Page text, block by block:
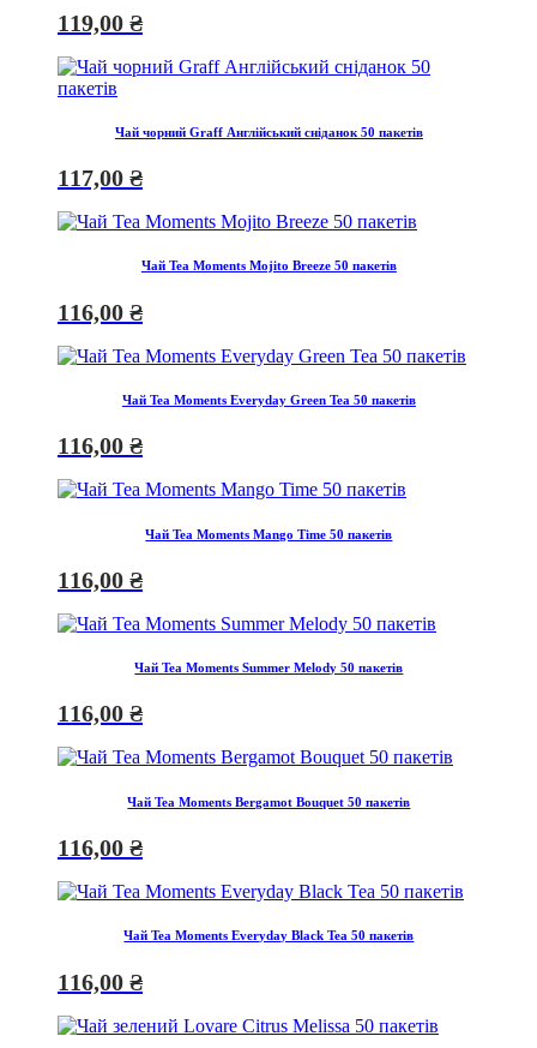
119,00 ₴
Чай чорний Graff Англійський сніданок 50 пакетів
117,00 ₴
Чай Tea Moments Mojito Breeze 50 пакетів
116,00 ₴
Чай Tea Moments Everyday Green Tea 50 пакетів
116,00 ₴
Чай Tea Moments Mango Time 50 пакетів
116,00 ₴
Чай Tea Moments Summer Melody 50 пакетів
116,00 ₴
Чай Tea Moments Bergamot Bouquet 50 пакетів
116,00 ₴
Чай Tea Moments Everyday Black Tea 50 пакетів
116,00 ₴